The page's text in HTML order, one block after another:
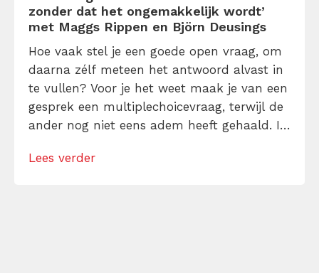
zonder dat het ongemakkelijk wordt’
met Maggs Rippen en Björn Deusings
Hoe vaak stel je een goede open vraag, om
daarna zélf meteen het antwoord alvast in
te vullen? Voor je het weet maak je van een
gesprek een multiplechoicevraag, terwijl de
ander nog niet eens adem heeft gehaald. In
geen leegte is, maar juist een actieve
Lees verder